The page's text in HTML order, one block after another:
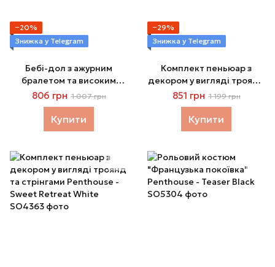
−20%
Знижка у Telegram
Бебі-дол з ажурним
бралетом та високим
розрізом Penthouse -
Sweet Beast Rose
806 грн 1 007 грн
Купити
−29%
Знижка у Telegram
Комплект пеньюар з
декором у вигляді троянд
та стрінгами Penthouse -
Sweet Retreat Black
851 грн 1 199 грн
Купити